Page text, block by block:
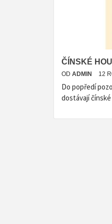
ČÍNSKÉ
OD ADMIN 12
Do popředí
dostávají